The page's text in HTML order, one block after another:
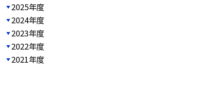
2025年度
2024年度
2023年度
2022年度
2021年度